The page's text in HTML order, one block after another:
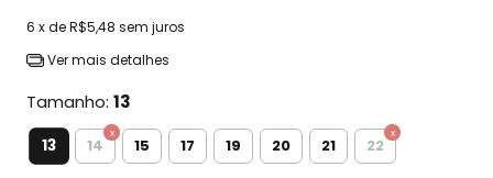
6 x deR$5,48 sem juros
Ver mais detalhes
Tamanho: 13
13 14 15 17 19 20 21 22